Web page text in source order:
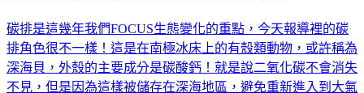
碳排是這幾年我們FOCUS生態變化的重點，今天報導裡的碳
排角色很不一樣！這是在南極冰床上的有殼類動物，或許稱為
深海貝，外殼的主要成分是碳酸鈣！就是說二氧化碳不會消失
不見，但是因為這樣被儲存在深海地區，避免重新進入到大氣